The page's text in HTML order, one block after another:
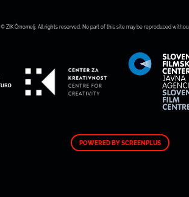
© ZIK Črnomelj. All rights reserved. No part of this site may be reproduced
POWERED BY SCREENPLUS